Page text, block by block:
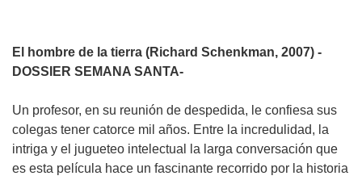
El hombre de la tierra (Richard Schenkman, 2007) -
DOSSIER SEMANA SANTA-
Un profesor, en su reunión de despedida, le confiesa sus
colegas tener catorce mil años. Entre la incredulidad, la
intriga y el jugueteo intelectual la larga conversación que
es esta película hace un fascinante recorrido por la historia